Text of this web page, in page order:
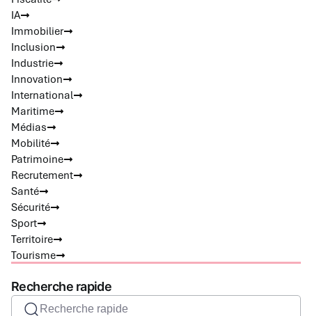
IA
Immobilier
Inclusion
Industrie
Innovation
International
Maritime
Médias
Mobilité
Patrimoine
Recrutement
Santé
Sécurité
Sport
Territoire
Tourisme
Recherche rapide
Recherche rapide